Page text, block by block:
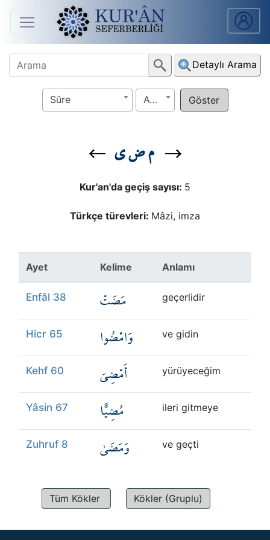
Anasayfa
Sûreler
Arapça
Kökler
Detaylı Arama
Sûre Ayet
م ض ي
Kur'an'da geçiş sayısı: 5
Türkçe türevleri: Mâzi, imza
Ayet Kelime Anlamı
Enfâl 38 مَضَتْ geçerlidir
Hicr 65 وَامْضُوا ve gidin
Kehf 60 أَمْضِيَ yürüyeceğim
Yâsin 67 مُضِيًّا ileri gitmeye
Zuhruf 8 وَمَضَىٰ ve geçti
Tüm Kökler Kökler (Gruplu)